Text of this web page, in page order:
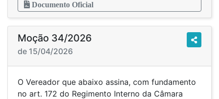
Documento Oficial
Moção 34/2026
de 15/04/2026
O Vereador que abaixo assina, com fundamento
no art. 172 do Regimento Interno da Câmara